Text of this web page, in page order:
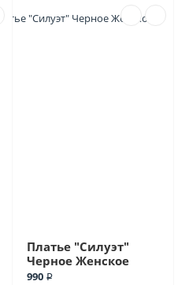
Платье "Силуэт"
Черное Женское
990 ₽